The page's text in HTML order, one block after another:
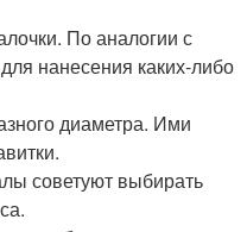
По аналогии с
нанесения каких-либо
диаметра. Ими
советуют выбирать